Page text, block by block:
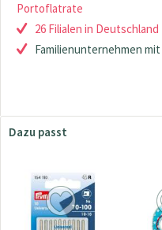
Portoflatrate
26 Filialen in Deutschland
Familienunternehmen
Dazu passt